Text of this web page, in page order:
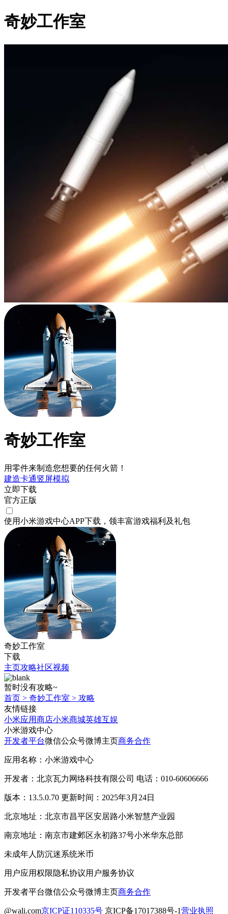
奇妙工作室
奇妙工作室
用零件来制造您想要的任何火箭！
建造卡通竖屏模拟
立即下载
官方正版
使用小米游戏中心APP下载 ，领丰富游戏福利 及礼包
奇妙工作室
下载
主页攻略社区视频
暂时没有攻略~
首页 > 奇妙工作室 > 攻略
友情链接
小米应用商店小米商城英雄互娱
小米游戏中心
开发者平台微信公众号微博主页商务合作
应用名称：小米游戏中心
开发者：北京瓦力网络科技有限公司 电话：010-60606666
版本：13.5.0.70 更新时间：2025年3月24日
北京地址：北京市昌平区安居路小米智慧产业园
南京地址：南京市建邺区永初路37号小米华东总部
未成年人防沉迷系统米币
用户应用权限隐私协议用户服务协议
开发者平台微信公众号微博主页商务合作
@wali.com京ICP证110335号 京ICP备17017388号-1营业执照